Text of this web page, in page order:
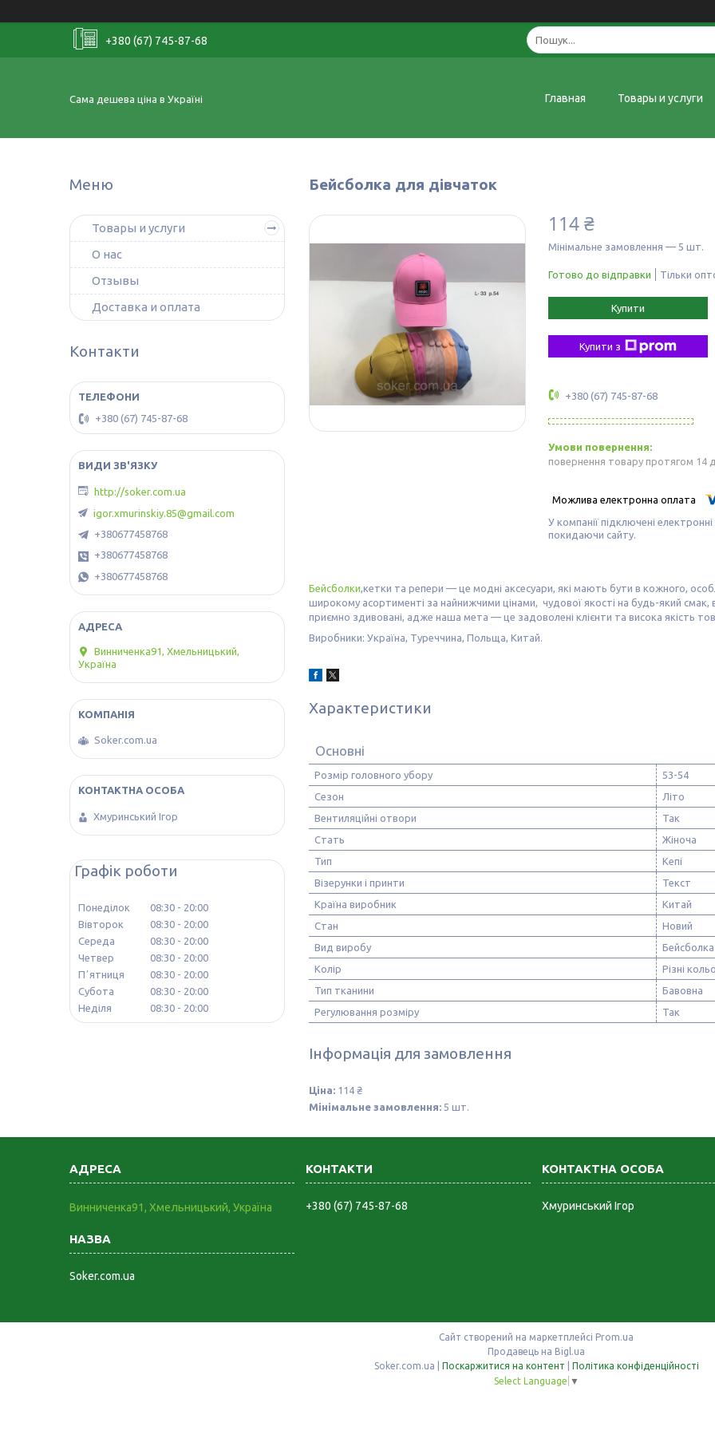
+380 (67) 745-87-68
Сама дешева ціна в Україні Главная Товары и услуги
Бейсболка для дівчаток
114 ₴
Мінімальне замовлення — 5 шт.
Готово до відправки Тільки
Купити
Купити з
+380 (67) 745-87-68
повернення товару протягом 14
У компанії підключені
покидаючи сайту.
Бейсболки ,кетки та репери — це модні аксесуари, які мають бути в кожного,
широкому асортименті за найнижчими цінами, чудової якості на будь-який смак,
приємно здивовані, адже наша мета — це задоволені клієнти та висока якість
Виробники: Україна, Туреччина, Польща, Китай.
Характеристики
Основні
Розмір головного убору
53-54
Сезон
Літо
Вентиляційні отвори
Так
Стать
Жіноча
Тип
Кепі
Візерунки і принти
Текст
Країна виробник
Китай
Стан
Новий
Вид виробу
Бейсболка
Колір
Різні
Тип тканини
Бавовна
Регулювання розміру
Так
Інформація для замовлення
Ціна: 114 ₴
Мінімальне замовлення: 5 шт.
Товары и услуги
О нас
Отзывы
Доставка и оплата
Контакти
+380 (67) 745-87-68
http://soker.com.ua
igor.xmurinskiy.85@gmail.com
+380677458768
+380677458768
+380677458768
Винниченка91, Хмельницький,
Україна
Soker.com.ua
Хмуринський Ігор
Графік роботи
Понеділок 08:30
20:00
Вівторок
08:30
20:00
Середа
08:30
20:00
Четвер
08:30
20:00
Пʼятниця
08:30
20:00
Субота
08:30
20:00
Неділя
08:30 20:00
Винниченка91, Хмельницький, Україна
Soker.com.ua
+380 (67) 745-87-68 Хмуринський Ігор
Сайт створений на маркетплейсі Prom.ua
Продавець на Bigl.ua
Поскаржитися на контент
Політика конфіденційності
Select Language ▼